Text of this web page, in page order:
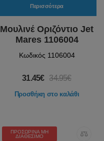
Περισσότερα
Μουλινέ Οριζόντιο Jet
Mares 1106004
Κωδικός 1106004
31.45€ 34.95€
Προσθήκη στο καλάθι
ΠΡΟΣΩΡΙΝΆ ΜΗ
ΔΙΑΘΈΣΙΜΟ